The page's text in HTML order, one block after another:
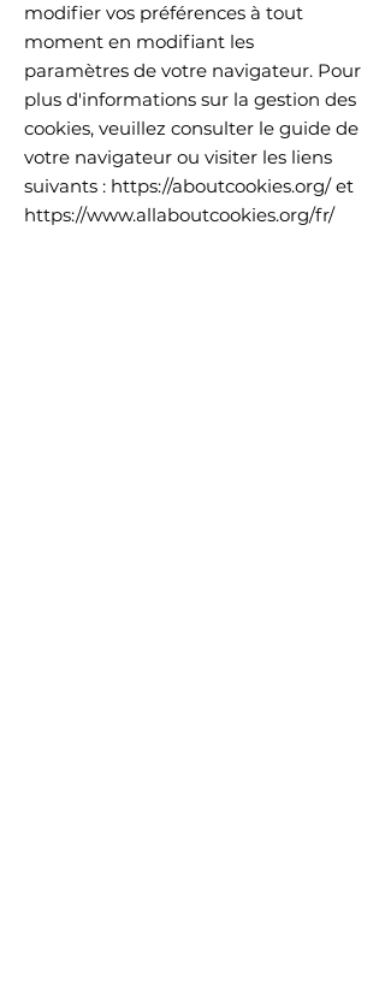
modifier vos préférences à tout
moment en modifiant les
paramètres de votre navigateur. Pour
plus d'informations sur la gestion des
cookies, veuillez consulter le guide de
votre navigateur ou visiter les liens
suivants : https://aboutcookies.org/et
https://www.allaboutcookies.org/fr/